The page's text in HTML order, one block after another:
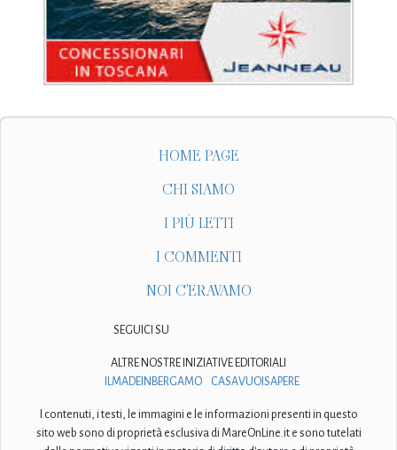
HOME PAGE
CHI SIAMO
I PIÙ LETTI
I COMMENTI
NOI C'ERAVAMO
SEGUICI SU
ALTRE NOSTRE INIZIATIVE EDITORIALI
ILMADEINBERGAMO
CASAVUOISAPERE
I contenuti, i testi, le immagini e le informazioni presenti in questo
sito web sono di proprietà esclusiva di MareOnLine.it e sono tutelati